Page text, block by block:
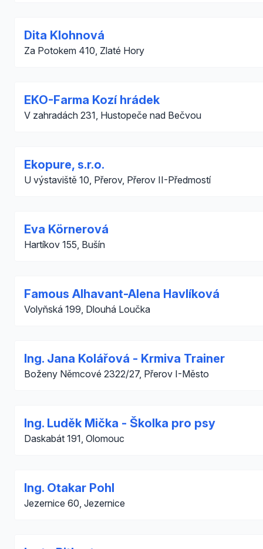
Dita Klohnová
Za Potokem 410, Zlaté Hory
EKO-Farma Kozí hrádek
V zahradách 231, Hustopeče nad Bečvou
Ekopure, s.r.o.
U výstaviště 10, Přerov, Přerov II-Předmostí
Eva Körnerová
Hartíkov 155, Bušín
Famous Alhavant-Alena Havlíková
Volyňská 199, Dlouhá Loučka
Ing. Jana Kolářová - Krmiva Trainer
Boženy Němcové 2322/27, Přerov I-Město
Ing. Luděk Mička - Školka pro psy
Daskabát 191, Olomouc
Ing. Otakar Pohl
Jezernice 60, Jezernice